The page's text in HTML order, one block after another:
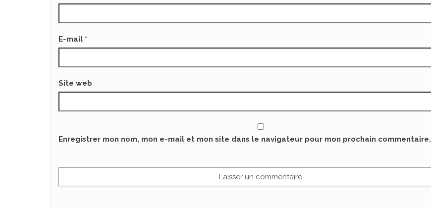
E-mail *
Site web
Enregistrer mon nom, mon e-mail et mon site dans le navigateur pour mon prochain commentaire.